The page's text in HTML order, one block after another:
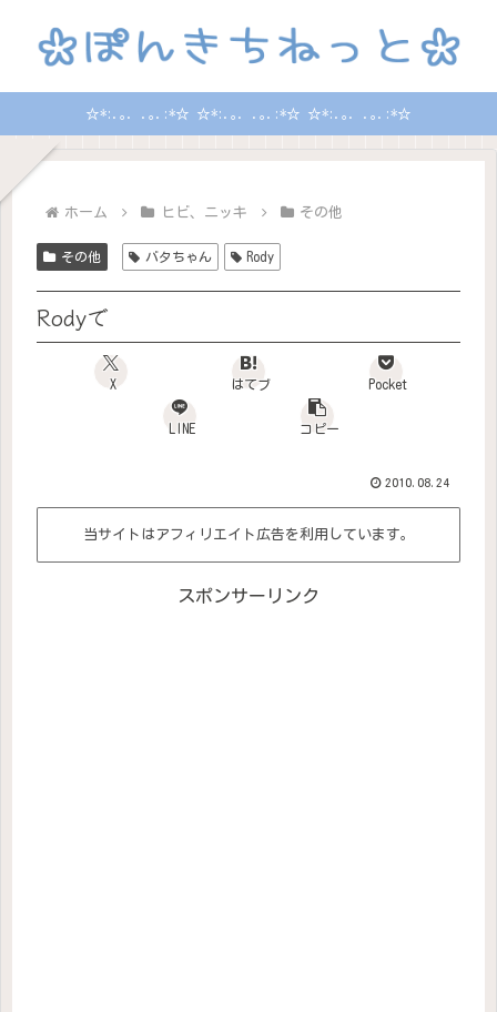
☆*:.｡. .｡.:*☆ ☆*:.｡. .｡.:*☆ ☆*:.｡. .｡.:*☆
ホーム ヒビ、ニッキ その他
その他 バタちゃん Rody
Rodyで
X はてブ Pocket
LINE コピー
2010.08.24
当サイトはアフィリエイト広告を利用しています。
スポンサーリンク